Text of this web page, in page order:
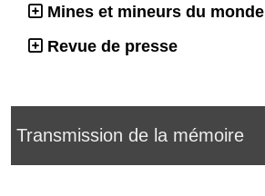
Mines et mineurs du monde
Revue de presse
Transmission de la mémoire